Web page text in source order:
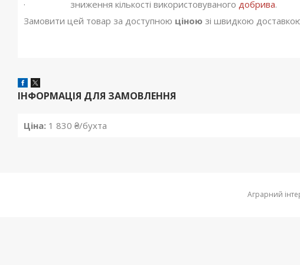
· зниження кількості використовуваного добрива.
Замовити цей товар за доступною ціною зі швидкою
ІНФОРМАЦІЯ ДЛЯ ЗАМОВЛЕННЯ
Ціна: 1 830 ₴/бухта